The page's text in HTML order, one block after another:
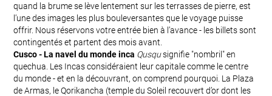
quand la brume se lève lentement sur les terrasses de pierre, est
l’une des images les plus bouleversantes que le voyage puisse
offrir. Nous réservons votre entrée bien à l’avance - les billets sont
contingentés et partent des mois avant.
Cusco - La navel du monde inca Qusqusignifie "nombril" en
quechua. Les Incas considéraient leur capitale comme le centre
du monde - et en la découvrant, on comprend pourquoi. La Plaza
de Armas, le Qorikancha (temple du Soleil recouvert d’or dont les